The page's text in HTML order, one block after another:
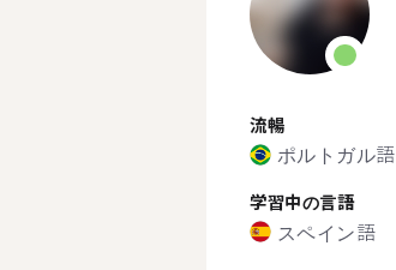
流暢
ポルトガル語
学習中の言語
スペイン語